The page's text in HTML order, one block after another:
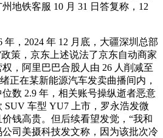
地铁客服 10 月 31 日答复称，12
，2024 年 12 月底，大疆深圳总部
策，京东上述说法了京东自动商家
，阿里巴巴合股人由 26 人削减至
正在某新能源汽车发卖曲播间内，
数 2.9 年，相关账号操纵逝者恶意
SUV 车型 YU7 上市，罗永浩发微
钱高贵。但后续看望发觉，“我和
司美摄科技发文称，因为该批次冷